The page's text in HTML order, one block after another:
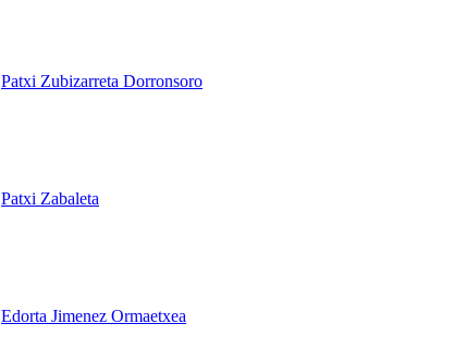
Patxi Zubizarreta Dorronsoro
Patxi Zabaleta
Edorta Jimenez Ormaetxea